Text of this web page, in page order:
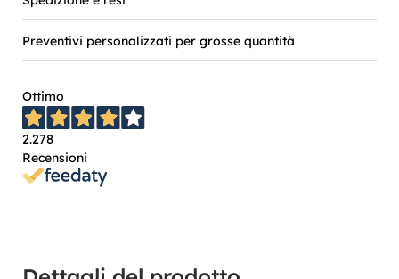
Preventivi personalizzati per grosse quantità
Ottimo
2.278
Recensioni